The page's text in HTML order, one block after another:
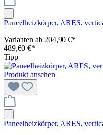
Paneelheizkörper, ARES,
Varianten ab 204,90 €*
489,60 €*
Tipp
Produkt ansehen
Paneelheizkörper, ARES,